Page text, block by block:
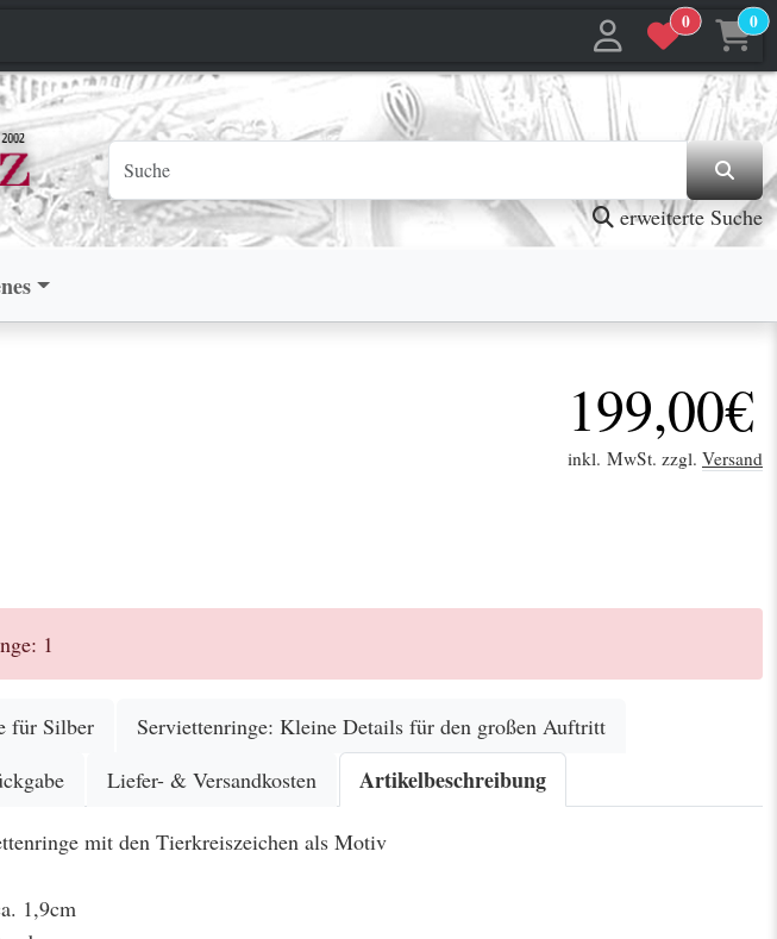
0 0
erweiterte Suche
199,00€
inkl. MwSt. zzgl. Versand
1
für Silber
Serviettenringe: Kleine Details für den großen Auftritt
Liefer- & Versandkosten Artikelbeschreibung
mit den Tierkreiszeichen als Motiv
1,9cm
jetzt in den Warenkorb
jetzt in den Warenkorb